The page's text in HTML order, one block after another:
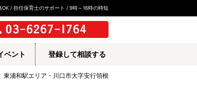
/ 担任保育士のサポート / 9時～16時の時短
ベント 登録して相談する
浦和駅エリア・川口市大字安行領根